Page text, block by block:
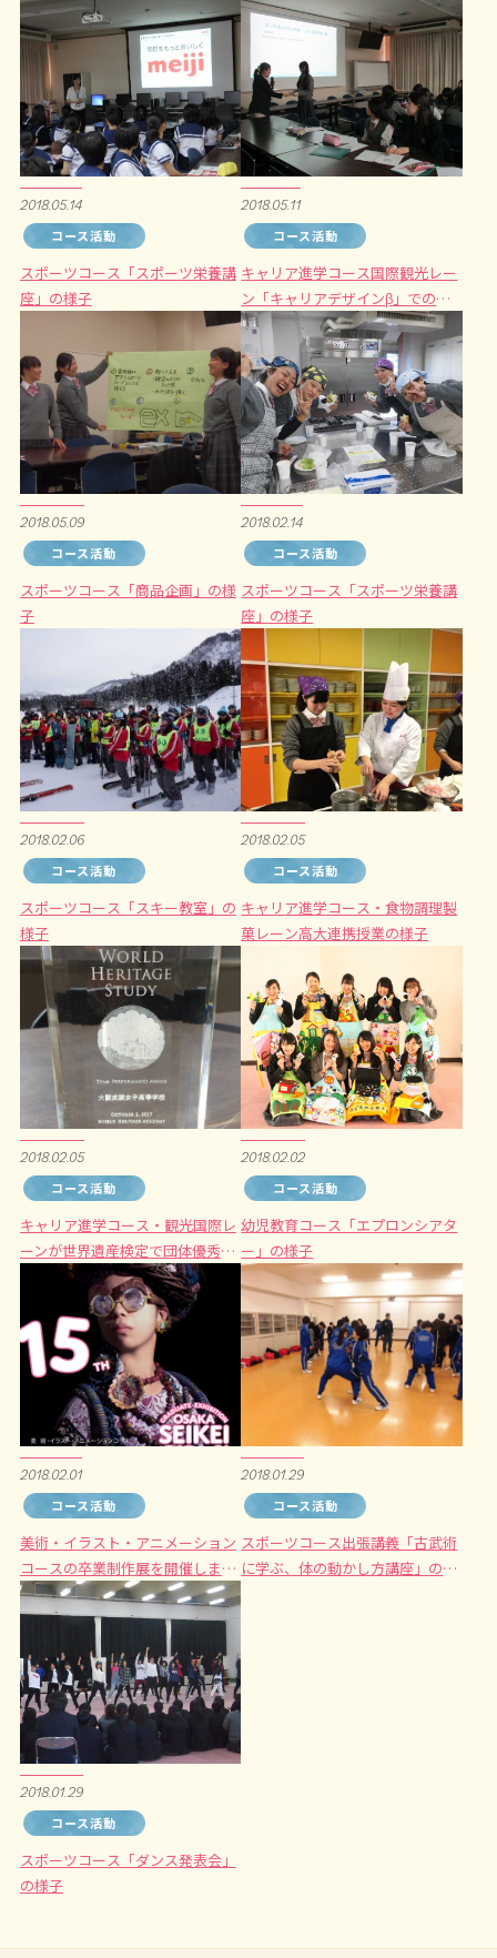
2018.05.14
コース活動
スポーツコース「スポーツ栄養講
座」の様子
2018.05.11
コース活動
キャリア進学コース国際観光レー
ン「キャリアデザインβ」での授
業の様子
2018.05.09
コース活動
スポーツコース「商品企画」の様
子
2018.02.14
コース活動
スポーツコース「スポーツ栄養講
座」の様子
2018.02.06
コース活動
スポーツコース「スキー教室」の
様子
2018.02.05
コース活動
キャリア進学コース・食物調理製
菓レーン高大連携授業の様子
2018.02.05
コース活動
キャリア進学コース・観光国際レ
ーンが世界遺産検定で団体優秀賞
に選ばれました。
2018.02.02
コース活動
幼児教育コース「エプロンシアタ
ー」の様子
2018.02.01
コース活動
美術・イラスト・アニメーション
コースの卒業制作展を開催しま
す。
2018.01.29
コース活動
スポーツコース出張講義「古武術
に学ぶ、体の動かし方講座」の様
2018.01.29
コース活動
スポーツコース「ダンス発表会」
の様子